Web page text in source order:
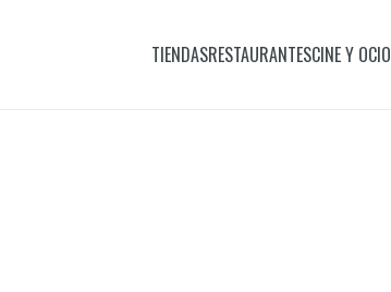
TIENDASRESTAURANTESCINE Y OCIO